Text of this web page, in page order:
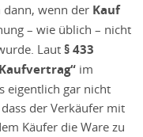
dann, wenn der Kauf
– wie üblich – nicht
Laut § 433
im
eigentlich gar nicht
der Verkäufer mit
Käufer die Ware zu